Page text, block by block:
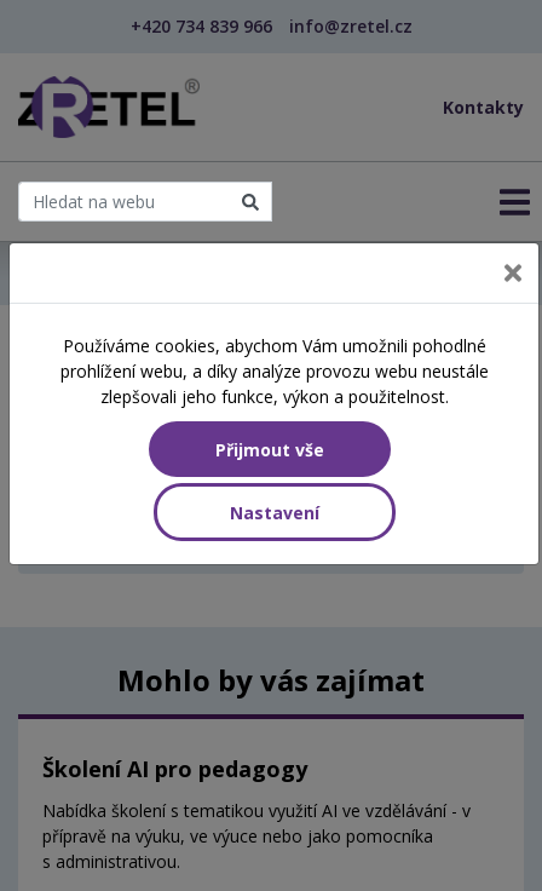
+420 734 839 966 info@zretel.cz
Kontakty
Školení začínající 18. 05.
2026
Aktuálně vypsané termíny
Aktuálně nejsou vypsány žádné termíny.
Mohlo by vás zajímat
Školení AI pro pedagogy
Nabídka školení s tematikou využití AI ve vzdělávání - v
přípravě na výuku, ve výuce nebo jako pomocníka
s administrativou.
Používáme cookies, abychom Vám umožnili pohodlné
prohlížení webu, a díky analýze provozu webu neustále
zlepšovali jeho funkce, výkon a použitelnost.
Přijmout vše
Nastavení